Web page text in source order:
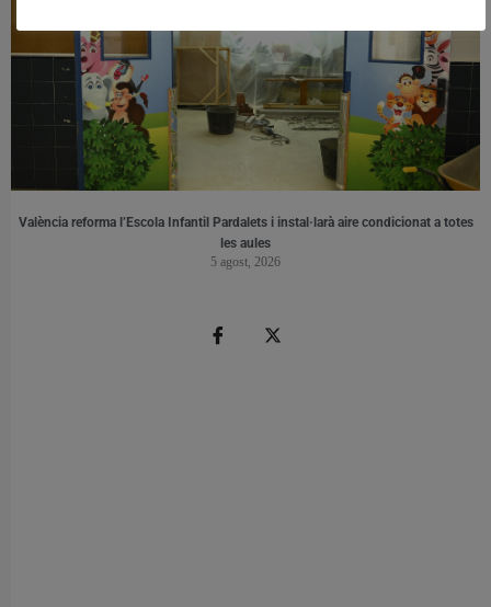
València reforma l’Escola Infantil Pardalets i instal·larà aire condicionat a totes
les aules
5 agost, 2026